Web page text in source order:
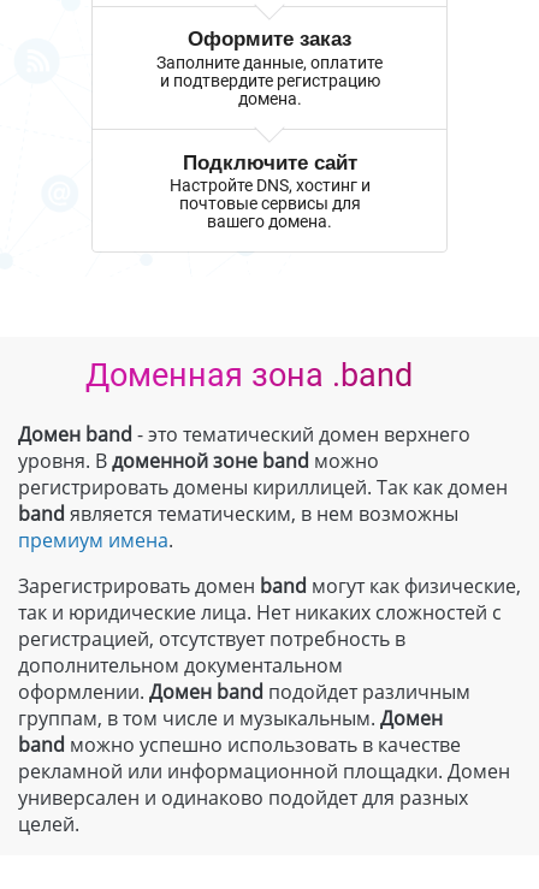
Оформите заказ
Заполните данные, оплатите
и подтвердите регистрацию
домена.
Подключите сайт
Настройте DNS, хостинг и
почтовые сервисы для
вашего домена.
Доменная зона .band
Домен band - это тематический домен верхнего
уровня. Вдоменной зоне band можно
регистрировать домены кириллицей. Так как домен
band является тематическим, в нем возможны
премиум имена.
Зарегистрировать домен band могут как физические,
так и юридические лица. Нет никаких сложностей с
регистрацией, отсутствует потребность в
дополнительном документальном
оформлении. Домен band подойдет различным
группам, в том числе и музыкальным. Домен
band можно успешно использовать в качестве
рекламной или информационной площадки. Домен
универсален и одинаково подойдет для разных
целей.